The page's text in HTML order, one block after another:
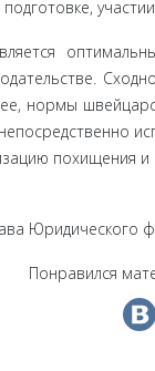
нормы
похищения
Юридического
Понравился